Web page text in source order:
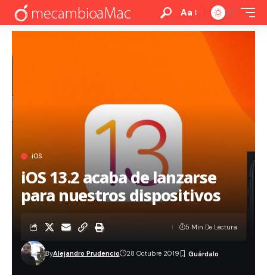
Aa
iOS
iOS 13.2 acaba de lanzarse
para nuestros dispositivos
ByAlejandro Prudencio 28 Octubre 2019
5 Min De Lectura